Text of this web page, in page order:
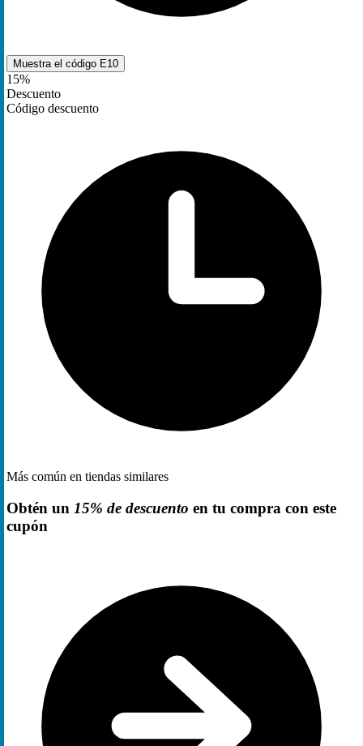
Muestra el código E10
15%
Descuento
Código descuento
Más común en tiendas similares
Obtén un 15% de descuento en tu compra con este
cupón